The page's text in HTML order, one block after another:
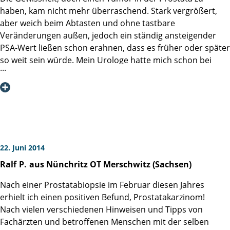
Ich kann diese Spezialklinik betroffenen Patienten aufgrund
meiner Erfahrungen aus voller Überzeugung
weiterempfehlen.
Zwei Wochen nach meiner Operation fühle ich mich
gesundheitlich schon wieder sehr wohl. Inkontinenz hat es
bei mir vom ersten Tag nach dem Ziehen des Katheters
schon nicht gegeben. Die Narben verheilen gut.
Die Martini-Klink kann ich uneingeschränkt empfehlen.
haben, kam nicht mehr überraschend. Stark vergrößert,
aber weich beim Abtasten und ohne tastbare
Veränderungen außen, jedoch ein ständig ansteigender
PSA-Wert ließen schon erahnen, dass es früher oder später
so weit sein würde. Mein Urologe hatte mich schon bei
früheren Gesprächen auf die Martini-Klinik aufmerksam
gemacht und gesagt, er selbst würde sich nur dort
Situation vorzubereiten, ist der Schritt zur Umsetzung
dann auch nicht mehr weit. Nach dem ersten Termin in der
Martini-Klinik war meiner Frau und mir klar, dass die
Operation hier statt finden würde. Der erste Eindruck war
schon sehr positiv, das Beratungsgespräch brachte keine
neuen Erkenntnisse, die mein Urologe nicht schon vorher
angesprochen hatte, so war es nur noch eine Frage der
22. Juni 2014
Ralf P. aus Nünchritz OT Merschwitz (Sachsen)
Nach einer Prostatabiopsie im Februar diesen Jahres
erhielt ich einen positiven Befund, Prostatakarzinom!
Nach vielen verschiedenen Hinweisen und Tipps von
Fachärzten und betroffenen Menschen mit der selben